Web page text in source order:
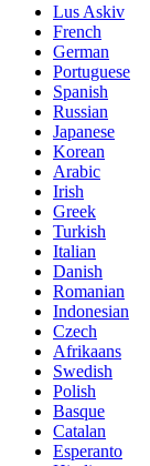
Lus Askiv
French
German
Portuguese
Spanish
Russian
Japanese
Korean
Arabic
Irish
Greek
Turkish
Italian
Danish
Romanian
Indonesian
Czech
Afrikaans
Swedish
Polish
Basque
Catalan
Esperanto